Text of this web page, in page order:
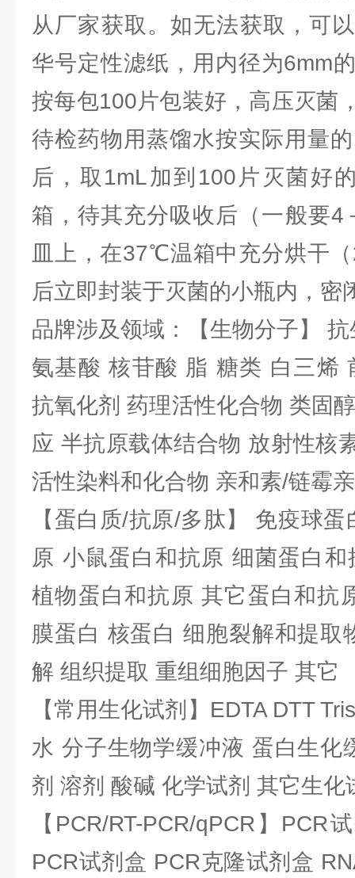
从厂家获取。如无法获取，可
华号定性滤纸，用内径为6mm
按每包100片包装好，高压灭菌
待检药物用蒸馏水按实际用量
后，取1mL加到100片灭菌好
箱，待其充分吸收后（一般要4
皿上，在37℃温箱中充分烘干
后立即封装于灭菌的小瓶内，密
品牌涉及领域：【生物分子】
氨基酸 核苷酸 脂 糖类 白三烯
抗氧化剂 药理活性化合物 类固
应 半抗原载体结合物 放射性核
活性染料和化合物 亲和素/链霉
【蛋白质/抗原/多肽】 免疫球
原 小鼠蛋白和抗原 细菌蛋白
植物蛋白和抗原 其它蛋白和抗
膜蛋白 核蛋白 细胞裂解和提取
解 组织提取 重组细胞因子 其它
【常用生化试剂】EDTA DTT
水 分子生物学缓冲液 蛋白生化
剂 溶剂 酸碱 化学试剂 其它生化
【PCR/RT-PCR/qPCR】PCR
PCR试剂盒 PCR克隆试剂盒